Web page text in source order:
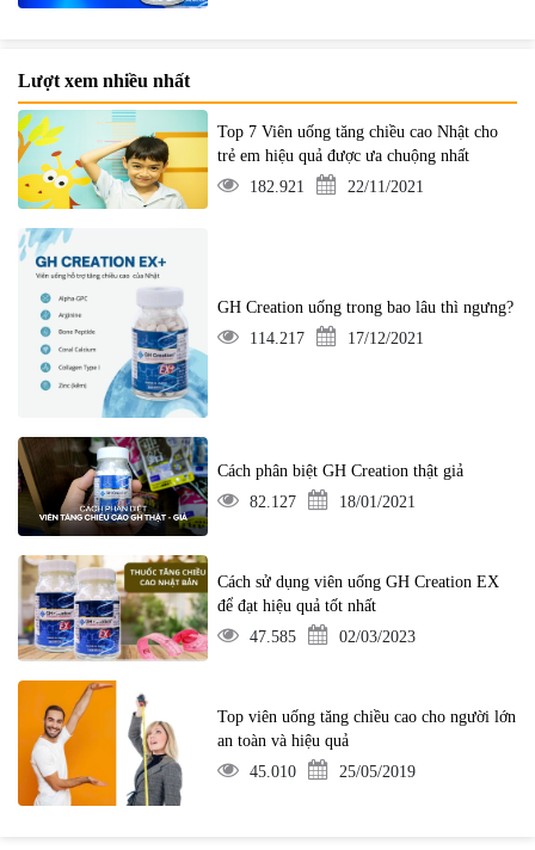
Lượt xem nhiều nhất
Top 7 Viên uống tăng chiều cao Nhật cho
trẻ em hiệu quả được ưa chuộng nhất
182.921
22/11/2021
GH Creation uống trong bao lâu thì ngưng?
114.217
17/12/2021
Cách phân biệt GH Creation thật giả
82.127
18/01/2021
Cách sử dụng viên uống GH Creation EX
để đạt hiệu quả tốt nhất
47.585
02/03/2023
Top viên uống tăng chiều cao cho người lớn
an toàn và hiệu quả
45.010
25/05/2019